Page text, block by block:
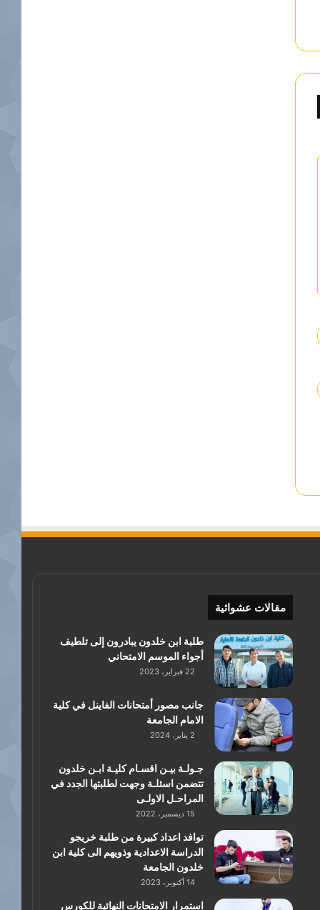
مقالات عشوائية
طلبة ابن خلدون يبادرون إلى تلطيف
أجواء الموسم الامتحاني
22 فبراير، 2023
جانب مصور أمتحانات الفاينل في كلية
الامام الجامعة
2 يناير، 2024
جـولـة بيـن اقسـام كليـة ابـن خلدون
تتضمن اسئلـة وجهت لطلبتها الجدد في
المراحـل الاولـى
15 ديسمبر، 2022
توافد اعداد كبيرة من طلبة خريجو
الدراسة الاعدادية وذويهم الى كلية ابن
خلدون الجامعة
14 أكتوبر، 2023
استمرار الامتحانات النهائية للكورس